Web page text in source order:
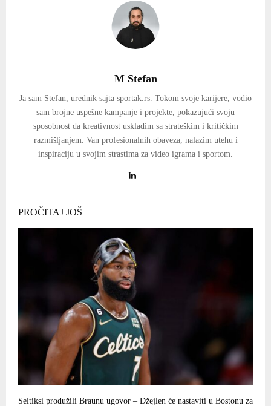
M Stefan
Ja sam Stefan, urednik sajta sportak.rs. Tokom svoje karijere, vodio
sam brojne uspešne kampanje i projekte, pokazujući svoju
sposobnost da kreativnost uskladim sa strateškim i kritičkim
razmišljanjem. Van profesionalnih obaveza, nalazim utehu i
inspiraciju u svojim strastima za video igrama i sportom.
PROČITAJ JOŠ
Seltiksi produžili Braunu ugovor – Džejlen će nastaviti u Bostonu za